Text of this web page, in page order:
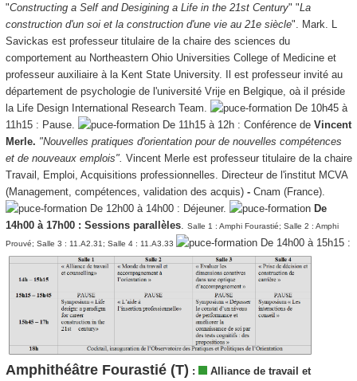
"Constructing a Self and Desigining a Life in the 21st Century" "La
construction d'un soi et la construction d'une vie au 21e siècle". Mark. L
Savickas est professeur titulaire de la chaire des sciences du
comportement au Northeastern Ohio Universities College of Medicine et
professeur auxiliaire à la Kent State University. Il est professeur invité au
département de psychologie de l'université Vrije en Belgique, oà il préside
la Life Design International Research Team.
De 10h45 à
11h15 : Pause.
De 11h15 à 12h : Conférence de Vincent
Merle. "Nouvelles pratiques d'orientation pour de nouvelles compétences
et de nouveaux emplois". Vincent Merle est professeur titulaire de la chaire
Travail, Emploi, Acquisitions professionnelles. Directeur de l'institut MCVA
(Management, compétences, validation des acquis) -Cnam (France).
De 12h00 à 14h00 : Déjeuner.
De
14h00 à 17h00 : Sessions parallèles.
Salle 1 : Amphi Fourastié; Salle 2 : Amphi
Prouvé; Salle 3 : 11.A2.31; Salle 4 : 11.A3.33
De 14h00 à 15h15 :
Amphithéâtre Fourastié (T) :
Alliance de travail et